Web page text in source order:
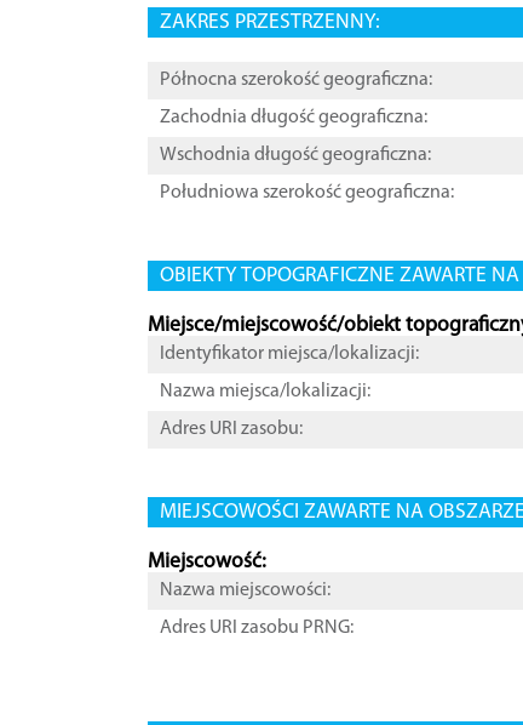
ZAKRES PRZESTRZENNY:
Północna szerokość geograficzna:
Zachodnia długość geograficzna:
Wschodnia długość geograficzna:
Południowa szerokość geograficzna:
OBIEKTY TOPOGRAFICZNE ZAWARTE
Miejsce/miejscowość/obiekt
Identyfikator miejsca/lokalizacji:
Nazwa miejsca/lokalizacji:
Adres URI zasobu:
MIEJSCOWOŚCI ZAWARTE NA
Miejscowość:
Nazwa miejscowości:
Adres URI zasobu PRNG: